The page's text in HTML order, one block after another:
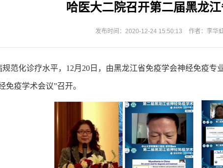
1 2
哈医大二院召开第二届黑龙
发布时间：2020-12-24 15:50:13 作者：李华
范化诊疗水平，12月20日，由黑龙江省免疫学会神经免疫
免疫学术会议”召开。